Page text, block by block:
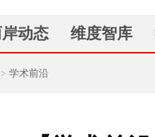
动态 维度智库
> 学术前沿